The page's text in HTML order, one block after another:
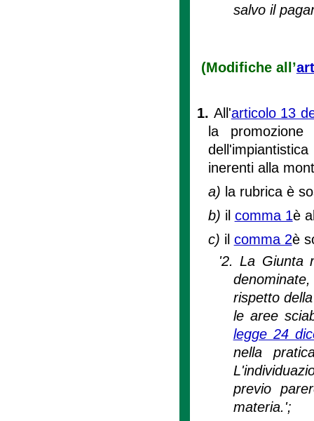
salvo il
(Modifiche all’
1. All'articolo 13
la
inerenti alla
a) la rubrica è
b) il comma 1è
c) il comma 2è
'2. La Giunta
rispetto
le aree
legge 24
nella
previo
materia.';